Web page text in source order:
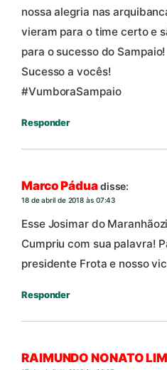
nossa alegria nas
vieram para o time certo e
para o sucesso do Sampaio!
Sucesso a vocês!
#VumboraSampaio
Responder
Marco Páduadisse:
18 de abril de 2018 às 07:43
Esse Josimar do
Cumpriu com sua palavra!
presidente Frota e nosso
Responder
RAIMUNDO NONATO